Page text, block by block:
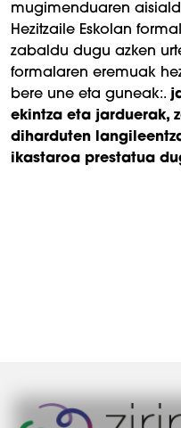
mugimenduaren
Hezitzaile Eskolan
zabaldu dugu azken
formalaren eremuak
bere une eta guneak:.
ekintza eta jarduerak,
diharduten
ikastaroa prestatua